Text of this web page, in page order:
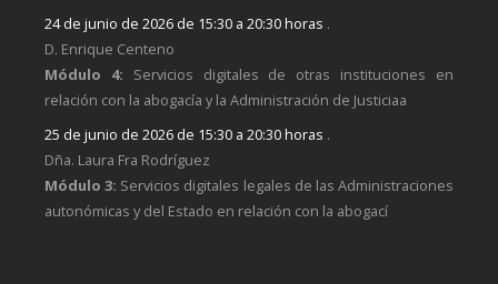
24 de junio de 2026 de 15:30 a 20:30 horas .
D. Enrique Centeno
Módulo 4: Servicios digitales de otras instituciones en
relación con la abogacía y la Administración de Justiciaa
25 de junio de 2026 de 15:30 a 20:30 horas .
Dña. Laura Fra Rodríguez
Módulo 3: Servicios digitales legales de las Administraciones
autonómicas y del Estado en relación con la abogací